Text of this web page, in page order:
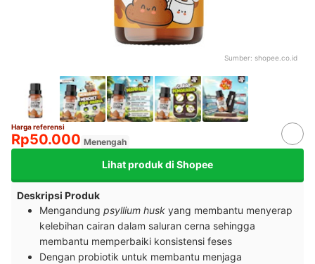
Sumber: shopee.co.id
Harga referensi
Rp50.000 Menengah
Lihat produk di Shopee
Deskripsi Produk
Mengandung psyllium husk yang membantu menyerap
kelebihan cairan dalam saluran cerna sehingga
membantu memperbaiki konsistensi feses
Dengan probiotik untuk membantu menjaga